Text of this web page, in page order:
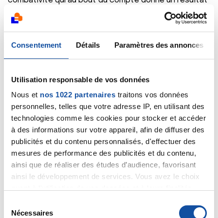
Consentement Détails Paramètres des annonces
Utilisation responsable de vos données
Nous et nos 1022 partenaires traitons vos données
personnelles, telles que votre adresse IP, en utilisant des
technologies comme les cookies pour stocker et accéder
à des informations sur votre appareil, afin de diffuser des
publicités et du contenu personnalisés, d'effectuer des
mesures de performance des publicités et du contenu,
ainsi que de réaliser des études d’audience, favorisant
ainsi le développement de services. Vous avez le choix
tout moment en consultant la Déclaration relative aux
Nécessaires
ma fois plutôt encourageant.
après bien sur que vous pouvez craquer,l'enjeu est
quand même de taille,on parle de vie ou de mort c'est
pas rien non plus.
au tournant et au moindre faux pas il sera là.
il faut toujours lui montrer a ce p....n de crabe qu'on
est là,prêt,et en forme pour lui rentrer dans le lard
dès qu'il montre çà tronche.
bonne soirée a vous et savourez cette bonne
nouvelle çà vaut vraiment le coup.